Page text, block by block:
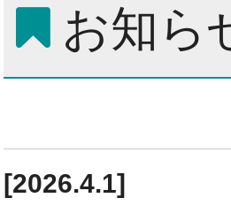
お知ら
[2026.4.1]